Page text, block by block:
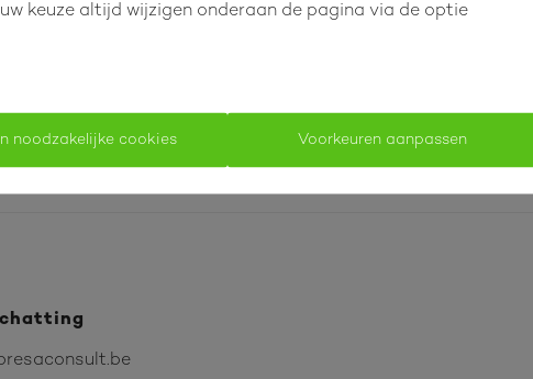
keuze altijd wijzigen onderaan de pagina via de optie
noodzakelijke cookies Voorkeuren aanpassen